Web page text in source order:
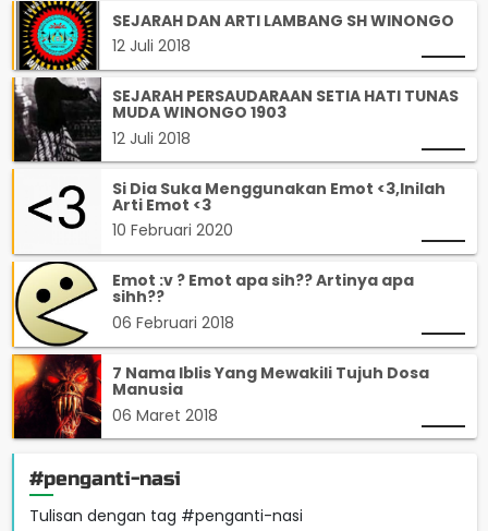
SEJARAH DAN ARTI LAMBANG SH WINONGO
12 Juli 2018
SEJARAH PERSAUDARAAN SETIA HATI TUNAS
MUDA WINONGO 1903
12 Juli 2018
Si Dia Suka Menggunakan Emot <3,Inilah
Arti Emot <3
10 Februari 2020
Emot :v ? Emot apa sih?? Artinya apa
sihh??
06 Februari 2018
7 Nama Iblis Yang Mewakili Tujuh Dosa
Manusia
06 Maret 2018
#penganti-nasi
Tulisan dengan tag #penganti-nasi